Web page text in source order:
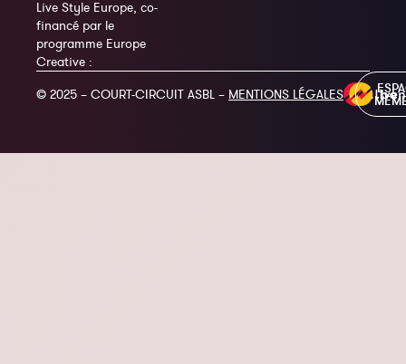
Live Style Europe, co-
financé par le
programme Europe
Creative :
© 2025 – COURT-CIRCUIT ASBL – MENTIONS LÉGALES